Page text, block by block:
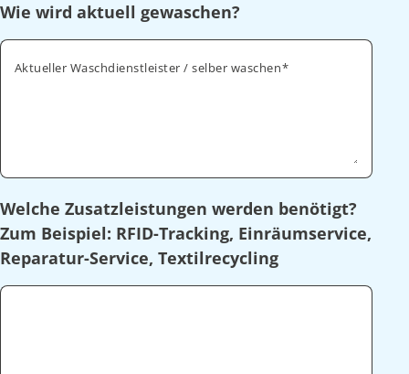
Wie wird aktuell gewaschen?
Aktueller Waschdienstleister / selber waschen
Welche Zusatzleistungen werden benötigt?
Zum Beispiel: RFID-Tracking, Einräumservice,
Reparatur-Service, Textilrecycling